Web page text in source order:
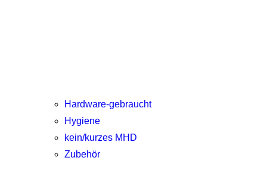
Hardware-gebraucht
Hygiene
kein/kurzes MHD
Zubehör